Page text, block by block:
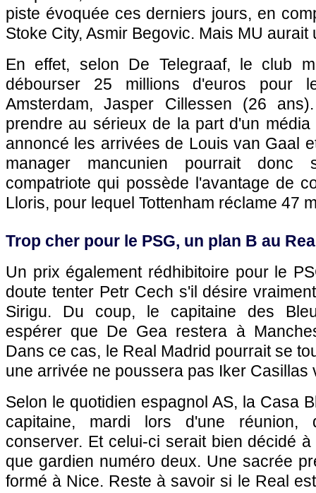
piste évoquée ces derniers jours, en
Stoke City, Asmir Begovic. Mais MU aurait
En effet, selon De Telegraaf, le club
débourser 25 millions d'euros pour
Amsterdam, Jasper Cillessen (26
prendre au sérieux de la part d'un
annoncé les arrivées de Louis van Gaal
manager mancunien pourrait donc
compatriote qui possède l'avantage de
Lloris, pour lequel Tottenham réclame 47
Trop cher pour le PSG, un plan B au
Un prix également rédhibitoire pour le
doute tenter Petr Cech s'il désire
Sirigu. Du coup, le capitaine des
espérer que De Gea restera à
Dans ce cas, le Real Madrid pourrait se
une arrivée ne poussera pas Iker Casillas
Selon le quotidien espagnol AS, la Casa
capitaine, mardi lors d'une réunion,
conserver. Et celui-ci serait bien décidé
que gardien numéro deux. Une sacrée
formé à Nice. Reste à savoir si le Real